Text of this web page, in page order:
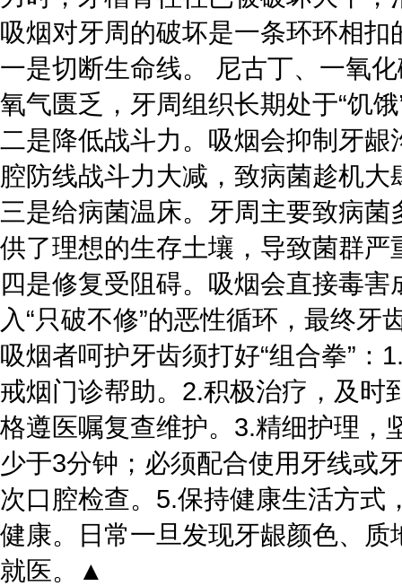
吸烟对牙周的破坏是一条环环相扣
一是切断生命线。 尼古丁、一氧
氧气匮乏，牙周组织长期处于“饥
二是降低战斗力。吸烟会抑制牙
腔防线战斗力大减，致病菌趁机大
三是给病菌温床。牙周主要致病
供了理想的生存土壤，导致菌群严
四是修复受阻碍。吸烟会直接毒
入“只破不修”的恶性循环，最终牙
吸烟者呵护牙齿须打好“组合拳”
戒烟门诊帮助。2.积极治疗，及时
格遵医嘱复查维护。3.精细护理，
少于3分钟；必须配合使用牙线或
次口腔检查。5.保持健康生活方式
健康。日常一旦发现牙龈颜色、
就医。▲